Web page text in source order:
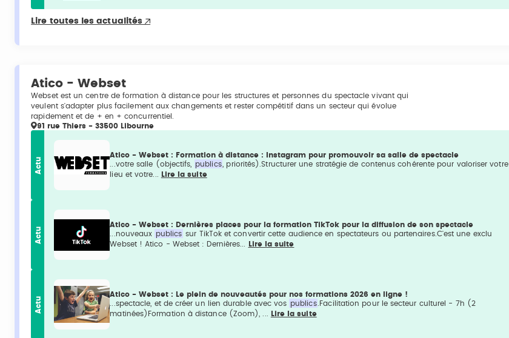
Lire toutes les actualités
Atico - Webset
Webset est un centre de formation à distance pour les structures et personnes du spectacle vivant qui
veulent s'adapter plus facilement aux changements et rester compétitif dans un secteur qui évolue
rapidement et de + en + concurrentiel.
91 rue Thiers - 33500 Libourne
Actu
Atico - Webset : Formation à distance : Instagram pour promouvoir sa salle de spectacle
...votre salle (objectifs,
publics
, priorités).Structurer une stratégie de contenus cohérente pour valoriser votre
lieu et votre...
Lire la suite
Actu
Atico - Webset : Dernières places pour la formation TikTok pour la diffusion de son spectacle
...nouveaux publics sur TikTok et convertir cette audience en spectateurs ou partenaires.C'est une exclu
Webset ! Atico - Webset : Dernières...
Lire la suite
Actu
Atico - Webset : Le plein de nouveautés pour nos formations 2026 en ligne !
...spectacle, et de créer un lien durable avec vos publics .Facilitation pour le secteur culturel - 7h (2
matinées)Formation à distance (Zoom), ...
Lire la suite